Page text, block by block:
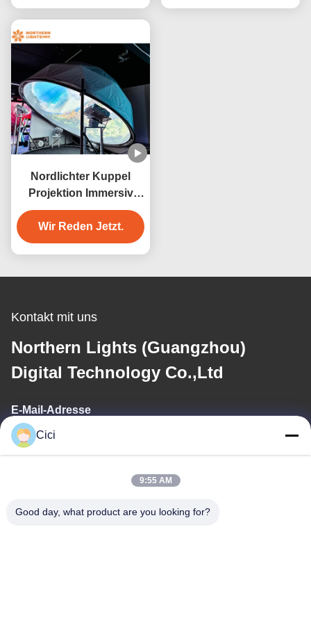
Nordlichter Kuppel
Projektion Immersiv
Projektor Kuppel Video
Projektion
Wir Reden Jetzt.
Kontakt mit uns
Northern Lights (Guangzhou)
Digital Technology Co.,Ltd
E-Mail-Adresse
sales03@bjgprojection.com
Adresse
Cici
9:55 AM
Good day, what product are you looking for?